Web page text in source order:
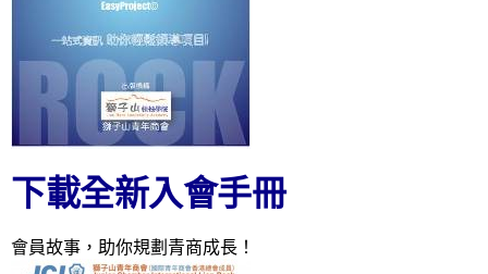
下載全新入會手冊
會員故事，助你規劃青商成長！